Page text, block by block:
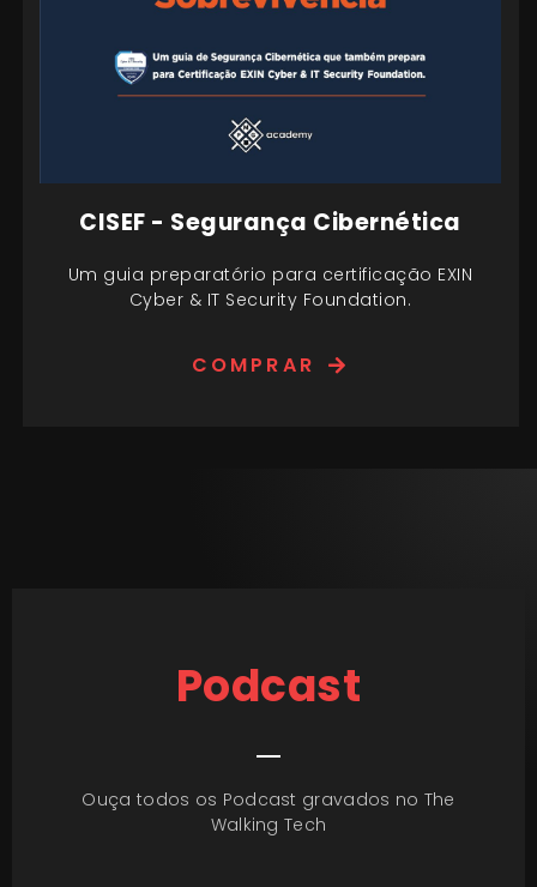
CISEF - Segurança Cibernética
Um guia preparatório para certificação EXIN
Cyber & IT Security Foundation.
COMPRAR
Podcast
Ouça todos os Podcast gravados no The
Walking Tech